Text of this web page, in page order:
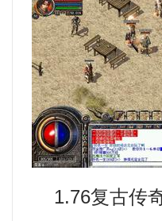
1.76复古传